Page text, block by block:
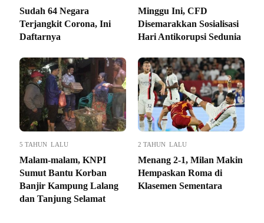
Sudah 64 Negara
Terjangkit Corona, Ini
Daftarnya
Minggu Ini, CFD
Disemarakkan Sosialisasi
Hari Antikorupsi Sedunia
5 TAHUN LALU
Malam-malam, KNPI
Sumut Bantu Korban
Banjir Kampung Lalang
dan Tanjung Selamat
2 TAHUN LALU
Menang 2-1, Milan Makin
Hempaskan Roma di
Klasemen Sementara